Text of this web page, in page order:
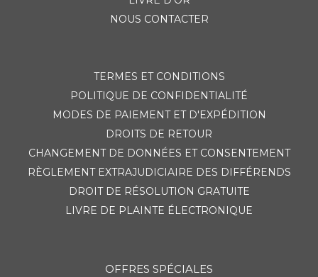
NOUS CONTACTER
TERMES ET CONDITIONS
POLITIQUE DE CONFIDENTIALITÉ
MODES DE PAIEMENT ET D'EXPÉDITION
DROITS DE RETOUR
CHANGEMENT DE DONNÉES ET CONSENTEMENT
RÈGLEMENT EXTRAJUDICIAIRE DES DIFFÉRENDS
DROIT DE RÉSOLUTION GRATUITE
LIVRE DE PLAINTE ÉLECTRONIQUE
OFFRES SPÉCIALES